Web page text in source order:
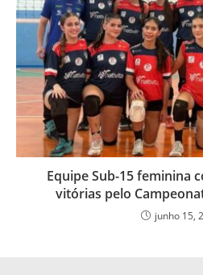
Equipe Sub-15 feminina
vitórias pelo
junho 15,